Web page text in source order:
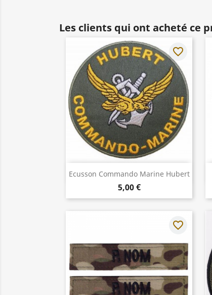
Les clients qui ont acheté ce
Ecusson Commando Marine Hubert
5,00 €
Aperçu rapide
favorite_border
favorite_border